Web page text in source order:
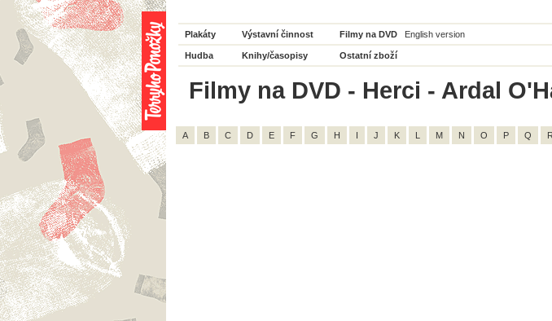
Plakáty Výstavní činnost Filmy na DVD English version
Hudba Knihy/časopisy Ostatní zboží
Filmy na DVD - Herci - Ardal
A B C D E F G H I J K L M N O P Q R